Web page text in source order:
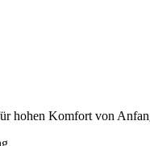
hohen Komfort von